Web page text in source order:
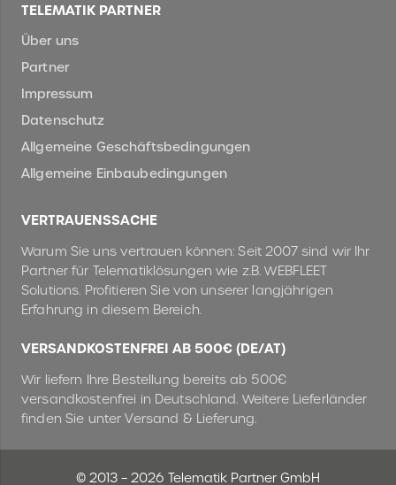
TELEMATIK PARTNER
Über uns
Partner
Impressum
Datenschutz
Allgemeine Geschäftsbedingungen
Allgemeine Einbaubedingungen
VERTRAUENSSACHE
Warum Sie uns vertrauen können: Seit 2007 sind wir Ihr
Partner für Telematiklösungen wie z.B. WEBFLEET
Solutions. Profitieren Sie von unserer langjährigen
Erfahrung in diesem Bereich.
VERSANDKOSTENFREI AB 500€ (DE/AT)
Wir liefern Ihre Bestellung bereits ab 500€
versandkostenfrei in Deutschland. Weitere Lieferländer
finden Sie unter Versand & Lieferung.
© 2013 – 2026 Telematik Partner GmbH